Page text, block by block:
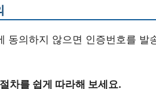
동의하지 않으면 인증번호를 발
차를 쉽게 따라해 보세요.